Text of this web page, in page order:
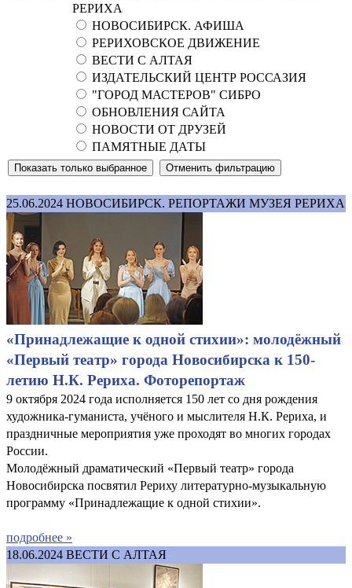
РЕРИХА
НОВОСИБИРСК. АФИША
РЕРИХОВСКОЕ ДВИЖЕНИЕ
ВЕСТИ С АЛТАЯ
ИЗДАТЕЛЬСКИЙ ЦЕНТР РОССАЗИЯ
"ГОРОД МАСТЕРОВ" СИБРО
ОБНОВЛЕНИЯ САЙТА
НОВОСТИ ОТ ДРУЗЕЙ
ПАМЯТНЫЕ ДАТЫ
25.06.2024 НОВОСИБИРСК. РЕПОРТАЖИ МУЗЕЯ РЕРИХА
«Принадлежащие к одной стихии»: молодёжный
«Первый театр» города Новосибирска к 150-
летию Н.К. Рериха. Фоторепортаж
9 октября 2024 года исполняется 150 лет со дня рождения
художника-гуманиста, учёного и мыслителя Н.К. Рериха, и
праздничные мероприятия уже проходят во многих городах
России.
Молодёжный драматический «Первый театр» города
Новосибирска посвятил Рериху литературно-музыкальную
программу «Принадлежащие к одной стихии».
подробнее »
18.06.2024 ВЕСТИ С АЛТАЯ